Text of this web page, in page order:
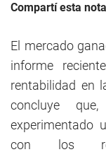
Compartí esta
El mercado
informe
rentabilidad en
concluye
experimentado
con los